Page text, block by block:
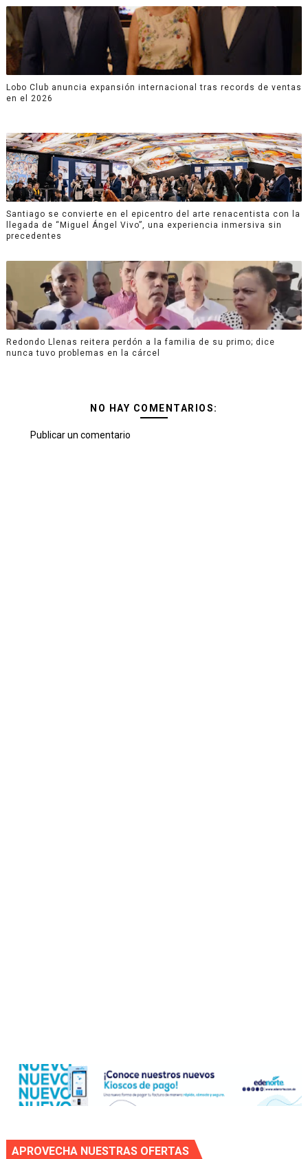
Lobo Club anuncia expansión internacional tras records de ventas
en el 2026
Santiago se convierte en el epicentro del arte renacentista con la
llegada de “Miguel Ángel Vivo”, una experiencia inmersiva sin
precedentes
Redondo Llenas reitera perdón a la familia de su primo; dice
nunca tuvo problemas en la cárcel
NO HAY COMENTARIOS:
Publicar un comentario
APROVECHA NUESTRAS OFERTAS